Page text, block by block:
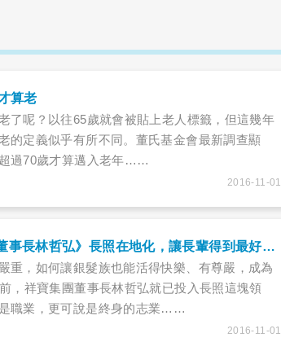
算老
了呢？以往65歲就會被貼上老人標籤，但這幾年
的定義似乎有所不同。董氏基金會最新調查顯
過70歲才算邁入老年……
2016-11-01
祥寶尊榮長期照顧服務集團董事長林哲弘》長照在地化，讓長輩得到最好照顧
重，如何讓銀髮族也能活得快樂、有尊嚴，成為
，祥寶集團董事長林哲弘就已投入長照這塊領
職業，更可說是終身的志業……
2016-11-01